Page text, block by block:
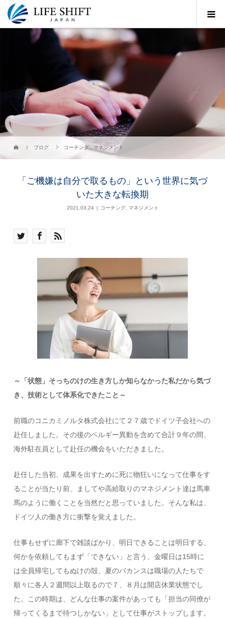
ブログ コーチング ,マネジメント
「ご機嫌は自分で取るもの」という世界に気づ
いた大きな転換期
2021.03.24 コーチング, マネジメント
～「状態」そっちのけの生き方しか知らなかった私だから気づ
き、技術として体系化できたこと～
前職のコニカミノルタ株式会社にて２７歳でドイツ子会社への
赴任しました。その後のベルギー異動を含めて合計９年の間、
海外駐在員として赴任の機会をいただきました。
赴任した当初、成果を出すために死に物狂いになって仕事をす
ることが当たり前、ましてや高給取りのマネジメント達は馬車
馬のように働くことを当然だと思っていました。そんな私は、
ドイツ人の働き方に衝撃を覚えました。
仕事もせずに廊下で雑談ばかり、明日できることは明日する、
何かを依頼してもまず「できない」と言う、金曜日は15時に
は全員帰宅してもぬけの殻、夏のバカンスは職場の人たちで
順々に各人２週間以上取るので７、８月は開店休業状態でし
た。この時期は、どんな仕事の案件があっても「担当の同僚が
帰ってくるまで待つしかない」として仕事がストップします。